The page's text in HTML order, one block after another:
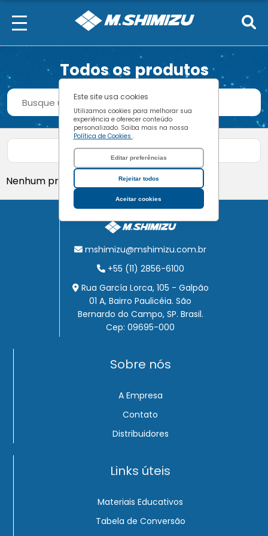
Este site usa cookies
Utilizamos cookies para melhorar sua
experiência e oferecer conteúdo
personalizado. Saiba mais na nossa
Política de Cookies .
Editar preferências
Rejeitar todos
Aceitar cookies
Todos os produtos
Procurar
Filtrar produtos
Nenhum produto encontrado.
mshimizu@mshimizu.com.br
+55 (11) 2856-6100
Rua García Lorca, 105 - Galpão
01 A, Bairro Paulicéia. São
Bernardo do Campo, SP. Brasil.
Cep: 09695-000
Sobre nós
A Empresa
Contato
Distribuidores
Links úteis
Materiais Educativos
Tabela de Conversão